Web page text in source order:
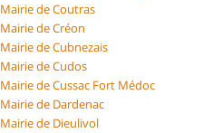
Mairie de Coutras
Mairie de Créon
Mairie de Cubnezais
Mairie de Cudos
Mairie de Cussac Fort Médoc
Mairie de Dardenac
Mairie de Dieulivol